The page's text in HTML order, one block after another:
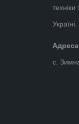
Україні.
с.